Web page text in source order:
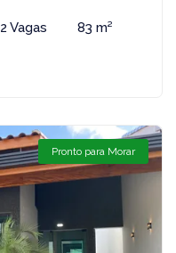
2 Vagas 83 m²
Pronto para Morar